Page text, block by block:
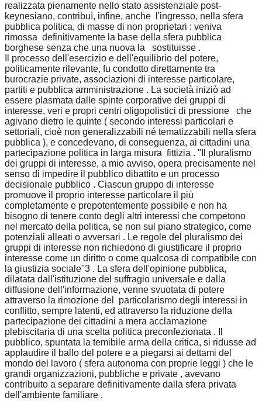
realizzata pienamente nello stato assistenziale post-
keynesiano, contribuì, infine, anche l'ingresso, nella sfera
pubblica politica, di masse di non proprietari : veniva
rimossa definitivamente la base della sfera pubblica
borghese senza che una nuova la sostituisse .
Il processo dell'esercizio e dell'equilibrio del potere,
politicamente rilevante, fu condotto direttamente tra
burocrazie private, associazioni di interesse particolare,
partiti e pubblica amministrazione . La società iniziò ad
essere plasmata dalle spinte corporative dei gruppi di
interesse, veri e propri centri oligopolistici di pressione che
agivano dietro le quinte ( secondo interessi particolari e
settoriali, cioè non generalizzabili né tematizzabili nella sfera
pubblica ), e concedevano, di conseguenza, ai cittadini una
partecipazione politica in larga misura fittizia . "Il pluralismo
dei gruppi di interesse, a mio avviso, opera precisamente nel
senso di impedire il pubblico dibattito e un processo
decisionale pubblico . Ciascun gruppo di interesse
promuove il proprio interesse particolare il più
completamente e prepotentemente possibile e non ha
bisogno di tenere conto degli altri interessi che competono
nel mercato della politica, se non sul piano strategico, come
potenziali alleati o avversari . Le regole del pluralismo dei
gruppi di interesse non richiedono di giustificare il proprio
interesse come un diritto o come qualcosa di compatibile con
la giustizia sociale"3 . La sfera dell'opinione pubblica,
dilatata dall'istituzione del suffragio universale e dalla
diffusione dell'informazione, venne svuotata di potere
attraverso la rimozione del particolarismo degli interessi in
conflitto, sempre latenti, ed attraverso la riduzione della
partecipazione dei cittadini a mera acclamazione
plebiscitaria di una scelta politica preconfezionata . Il
pubblico, spuntata la temibile arma della critica, si ridusse ad
applaudire il ballo del potere e a piegarsi ai dettami del
mondo del lavoro ( sfera autonoma con proprie leggi ) che le
grandi organizzazioni, pubbliche e private , avevano
contribuito a separare definitivamente dalla sfera privata
dell'ambiente familiare .